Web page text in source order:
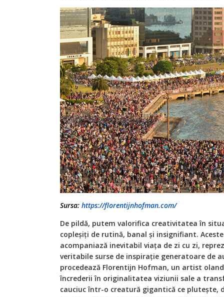
Sursa: https://florentijnhofman.com/
De pildă, putem valorifica creativitatea în
copleșiți de rutină, banal și insignifiant.
acompaniază inevitabil viața de zi cu zi,
veritabile surse de inspirație generatoare de
procedează Florentijn Hofman, un artist
încrederii în originalitatea viziunii sale a
cauciuc într-o creatură gigantică ce plutește,